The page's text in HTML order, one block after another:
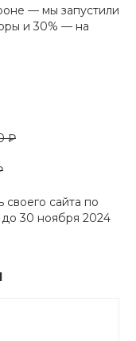
— мы запустили
и 30% — на
₽
своего сайта по
30 ноября 2024